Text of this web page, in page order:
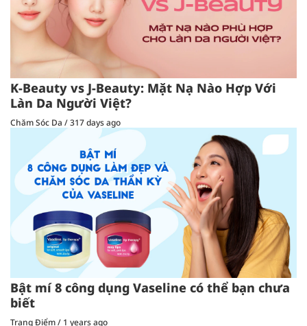
K-Beauty vs J-Beauty: Mặt Nạ Nào Hợp Với
Làn Da Người Việt?
Chăm Sóc Da /317 days ago
Bật mí 8 công dụng Vaseline có thể bạn chưa
biết
Trang Điểm/ 1 years ago